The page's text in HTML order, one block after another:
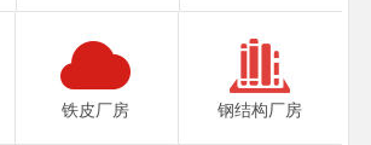
铁皮厂房 钢结构厂房